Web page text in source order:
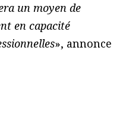
un moyen de
en capacité
», annonce